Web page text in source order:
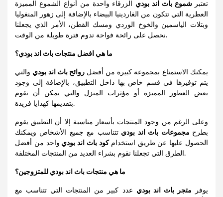
تعتبر شموع باث اند بودي الزرقاء واحدة من أنواع الشموع المميزة
العطرية التي تتكون من الغاردينيا البيضاء بالإضافة إلى زهور المنغوليا
وبتلات الياسمين والخوخ الوردي ومسك القطن، الأمر الذي يجعلنا
نحصل على رائحة فواحة تدوم فترة طويلة من الوقت.
ما هي افضل منتجات باث اند بودي؟
يمكنك الاستمتاع بمجموعة كبيرة من أفضل روائح باث اند بودي والتي
يتم توفيرها في قسم خاص بها داخل التطبيق، بالإضافة إلى وجود
بعض العطور المميزة أو مؤثرات المنزل والتي يمكن أن نقوم
بتقديمها كهدايا فريدة.
وعلى الرغم من وجود المنتجات بأسعار مناسبة إلا أن التطبيق يقوم
بطرح مجموعات باث اند بوديتتناسب مع جميع الأشخاص ويمكنك
الحصول عليها عن طريق استخدام كود باث اند بودي واحد من أفضل
الطرق التي تجعلنا نقوم بشراء العديد من المنتجات المختلفة.
ما هي منتجات باث اند بودي للمتزوجين؟
يوفر متجر باث اند بودي عدد كبير من المنتجات التي تتناسب مع